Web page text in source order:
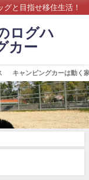
と目指せ移住生活！
ログハ
カー
キャンピングカーは動く